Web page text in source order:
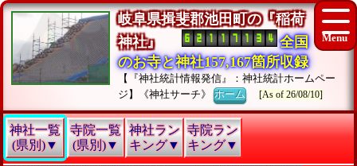
岐阜県揖斐郡池田町の『稲荷
神社』
全国
のお寺と神社157,167箇所収録
【『神社統計情報発信』：神社統計ホームペー
ジ】《神社サーチ》ホーム [As of 26/08/10]
神社一覧
(県別)▼
寺院一覧
(県別)▼
神社ラン
キング▼
寺院ラン
キング▼